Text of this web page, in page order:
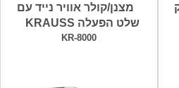
מצנן/קולר אוויר נייד עם
שלט הפעלה KRAUSS
KR-8000